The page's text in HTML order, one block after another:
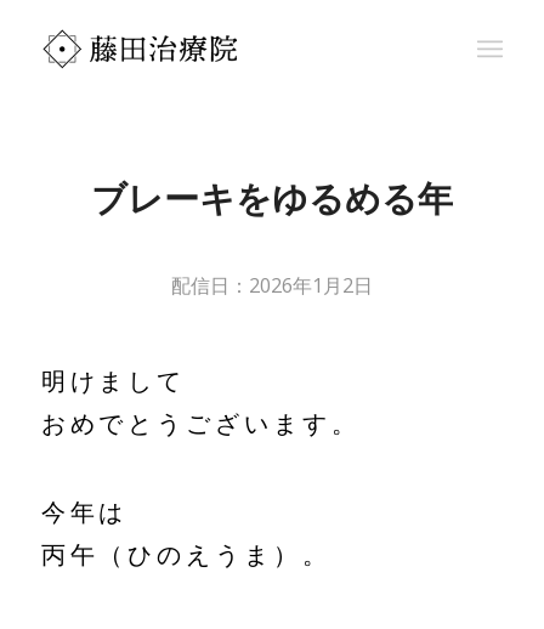
ブレーキをゆるめる年
2026年1月2日
明けまして
おめでとうございます。
今年は
丙午（ひのえうま）。